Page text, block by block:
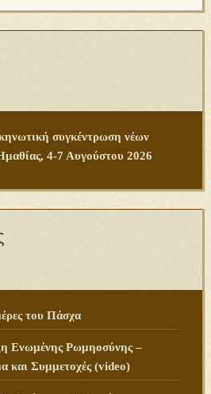
συγκέντρωση νέων
4-7 Αυγούστου 2026
του Πάσχα
Ενωμένης Ρωμηοσύνης –
και Συμμετοχές (video)